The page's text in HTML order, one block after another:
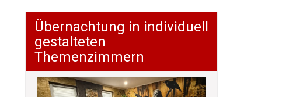
Übernachtung in individuell
gestalteten
Themenzimmern